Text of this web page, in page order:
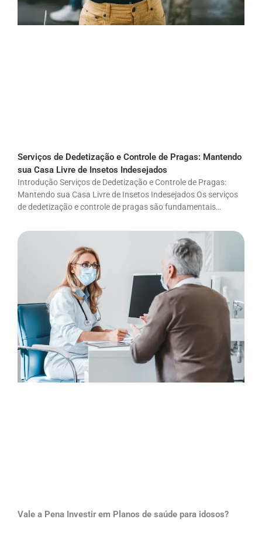
Serviços de Dedetização e Controle de Pragas: Mantendo
sua Casa Livre de Insetos Indesejados
Introdução Serviços de Dedetização e Controle de Pragas:
Mantendo sua Casa Livre de Insetos Indesejados Os serviços
de dedetização e controle de pragas são fundamentais…
Vale a Pena Investir em Planos de saúde para idosos?